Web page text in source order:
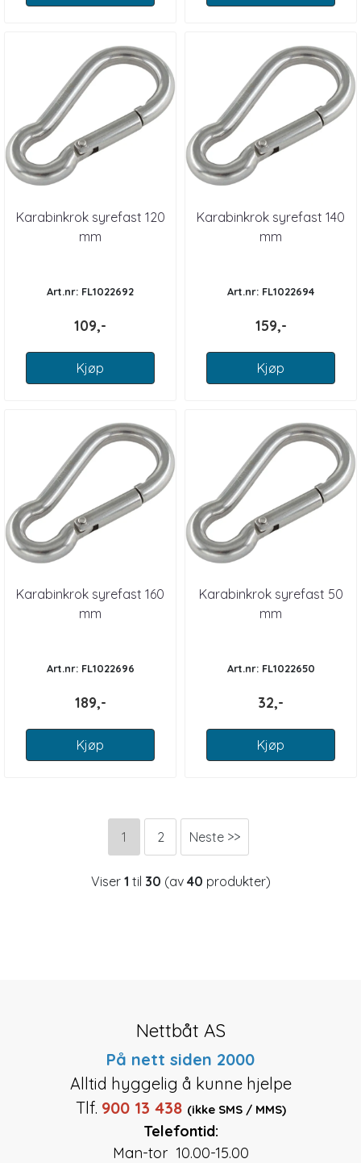
Karabinkrok syrefast 120
mm
Art.nr: FL1022692
109,-
Kjøp
Karabinkrok syrefast 140
mm
Art.nr: FL1022694
159,-
Kjøp
Karabinkrok syrefast 160
mm
Art.nr: FL1022696
189,-
Kjøp
Karabinkrok syrefast 50
mm
Art.nr: FL1022650
32,-
Kjøp
1 2 Neste >>
Viser 1 til 30 (av 40 produkter)
Nettbåt AS
På nett siden 2000
Alltid hyggelig å kunne hjelpe
Tlf. 900 13 438 (ikke SMS / MMS)
Telefontid:
Man-tor 10.00-15.00